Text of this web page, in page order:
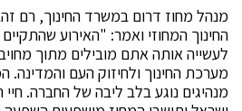
מנהל מחוז דרום במשרד החינוך, רם
החינוך המחוזי ואמר: "האירוע
לעשייה אותה אתם מובילים מתוך
מערכת החינוך ולחיזוק העם והמדינה.
מנהיגים נוגע בלב ליבה של החברה. חיי